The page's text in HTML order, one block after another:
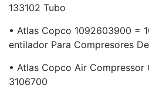
133102 Tubo
• Atlas Copco 1092603900 =
Entilador Para Compresores
• Atlas Copco Air Compressor
3106700